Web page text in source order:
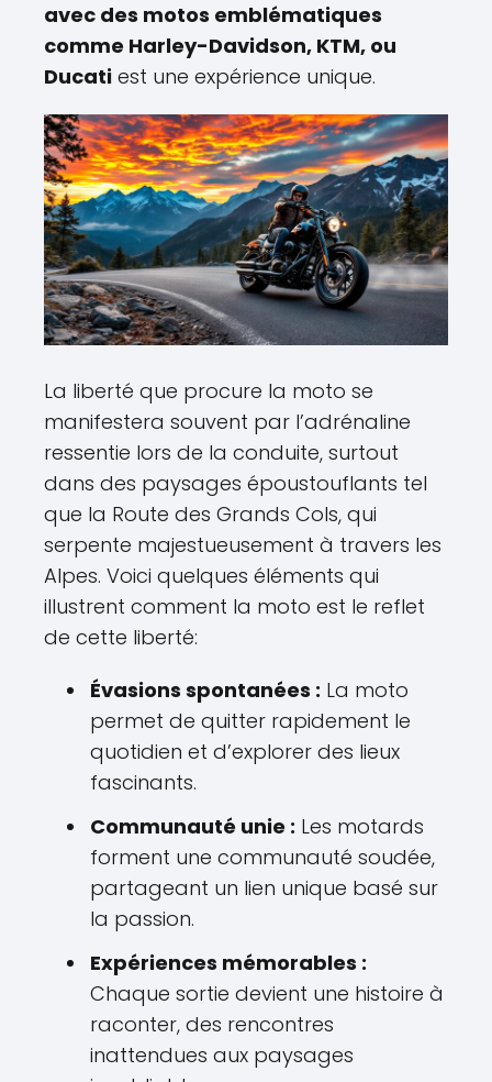
avec des motos emblématiques
comme Harley-Davidson, KTM, ou
Ducati est une expérience unique.
La liberté que procure la moto se
manifestera souvent par l’adrénaline
ressentie lors de la conduite, surtout
dans des paysages époustouflants tel
que la Route des Grands Cols, qui
serpente majestueusement à travers les
Alpes. Voici quelques éléments qui
illustrent comment la moto est le reflet
de cette liberté:
Évasions spontanées : La moto
permet de quitter rapidement le
quotidien et d’explorer des lieux
fascinants.
Communauté unie : Les motards
forment une communauté soudée,
partageant un lien unique basé sur
la passion.
Expériences mémorables :
Chaque sortie devient une histoire à
raconter, des rencontres
inattendues aux paysages